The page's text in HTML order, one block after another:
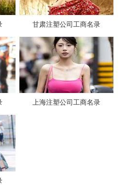
甘肃注塑公司工商名录
上海注塑公司工商名录